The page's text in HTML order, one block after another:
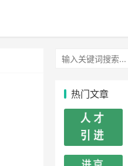
热门文章